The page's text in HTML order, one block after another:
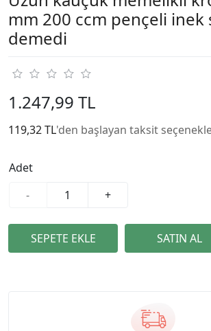
mm 200 ccm pençeli inek
demedi
1.247,99 TL
119,32 TL'den başlayan taksit
Adet
-
+